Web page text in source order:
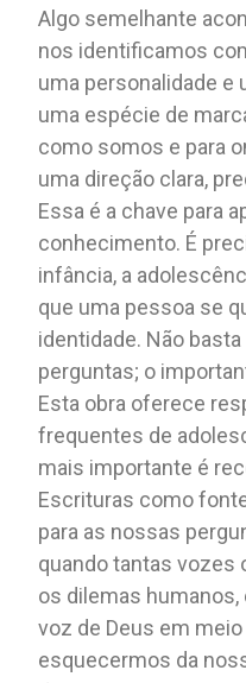
Algo semelhante
nos identificamos
uma personalidade e
uma espécie de
como somos e para
uma direção clara,
Essa é a chave para
conhecimento. É
infância, a
que uma pessoa se
identidade. Não
perguntas; o
Esta obra oferece
frequentes de
mais importante é
Escrituras como
para as nossas
quando tantas vozes
os dilemas
voz de Deus em
esquecermos da